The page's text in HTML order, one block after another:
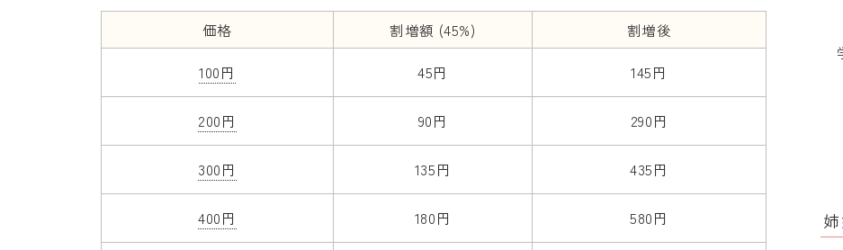
価格 割増額 (45%) 割増後
100円 45円 145円
200円 90円 290円
300円 135円 435円
400円 180円 580円